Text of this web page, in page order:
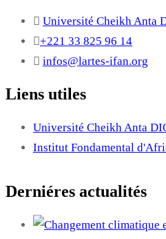
Université Cheikh Anta
+221 33 825 96 14
infos@lartes-ifan.org
Liens utiles
Université Cheikh Anta
Institut Fondamental
Derniéres actualités